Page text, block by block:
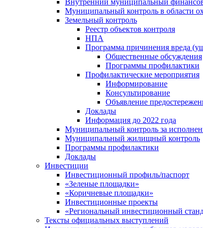
Внутренний муниципальный
Муниципальный контроль в области
Земельный контроль
Реестр объектов контроля
НПА
Программа причинения вреда
Общественные обсуждения
Программы профилактики
Профилактические мероприятия
Информирование
Консультирование
Объявление
Доклады
Информация до 2022 года
Муниципальный контроль за
Муниципальный жилищный контроль
Программы профилактики
Доклады
Инвестиции
Инвестиционный профиль/паспорт
«Зеленые площадки»
«Коричневые площадки»
Инвестиционные проекты
«Региональный инвестиционный
Тексты официальных выступлений